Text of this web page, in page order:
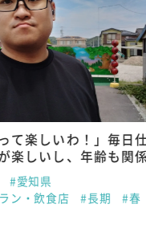
て楽しいわ！」毎日
楽しいし、年齢も関
#愛知県
ン・飲食店
#長期 #春